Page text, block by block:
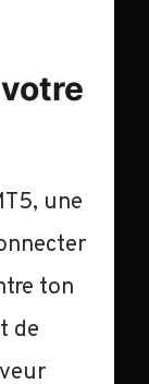
une
ton
de